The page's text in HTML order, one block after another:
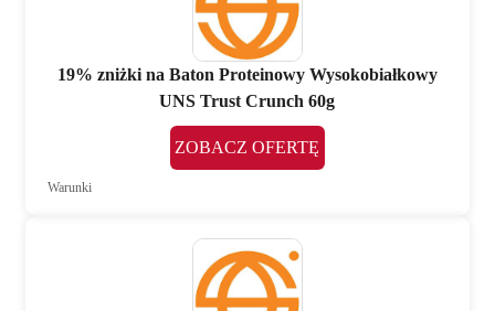
19% zniżki na Baton Proteinowy Wysokobiałkowy
UNS Trust Crunch 60g
ZOBACZ OFERTĘ
Warunki